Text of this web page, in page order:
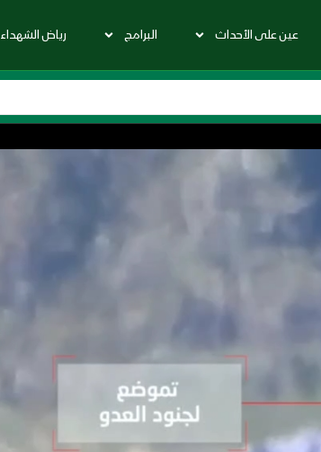
عين على الأحداث البرامج رياض الشهداء